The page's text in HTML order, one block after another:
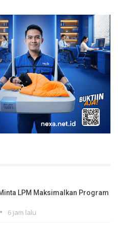
LPM Maksimalkan Program
6 jam lalu